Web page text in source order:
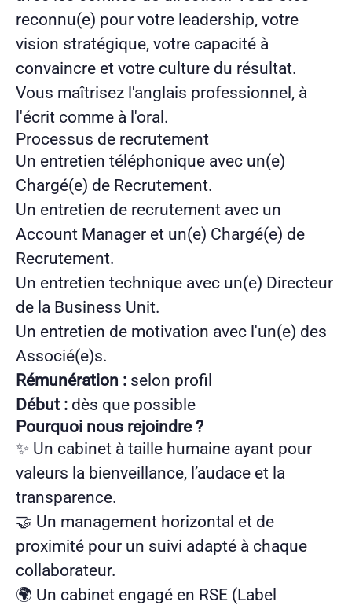
reconnu(e) pour votre leadership, votre
vision stratégique, votre capacité à
convaincre et votre culture du résultat.
Vous maîtrisez l'anglais professionnel, à
l'écrit comme à l'oral.
Processus de recrutement
Un entretien téléphonique avec un(e)
Chargé(e) de Recrutement.
Un entretien de recrutement avec un
Account Manager et un(e) Chargé(e) de
Recrutement.
Un entretien technique avec un(e) Directeur
de la Business Unit.
Un entretien de motivation avec l'un(e) des
Associé(e)s.
Rémunération : selon profil
Début : dès que possible
Pourquoi nous rejoindre ?
✨ Un cabinet à taille humaine ayant pour
valeurs la bienveillance, l’audace et la
transparence.
🤝 Un management horizontal et de
proximité pour un suivi adapté à chaque
collaborateur.
🌍 Un cabinet engagé en RSE (Label